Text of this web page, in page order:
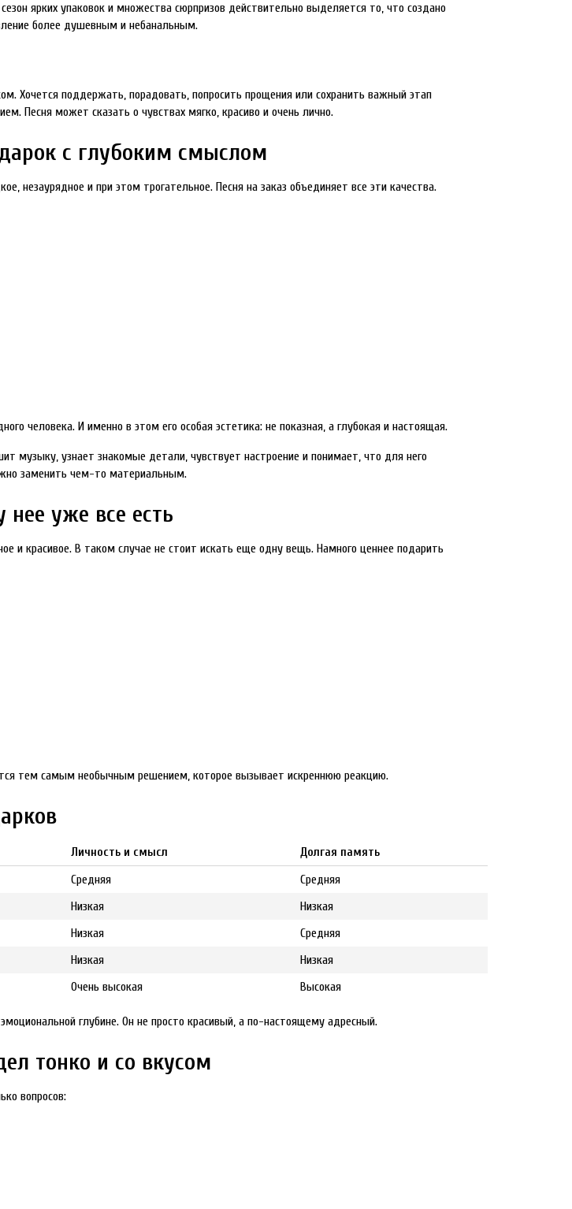
ярких упаковок и множества сюрпризов действительно выделяется то, что создано
более душевным и небанальным.
Хочется поддержать, порадовать, попросить прощения или сохранить важный этап
Песня может сказать о чувствах мягко, красиво и очень лично.
с глубоким смыслом
незаурядное и при этом трогательное. Песня на заказ объединяет все эти качества.
человека. И именно в этом его особая эстетика: не показная, а глубокая и настоящая.
музыку, узнает знакомые детали, чувствует настроение и понимает, что для него
заменить чем-то материальным.
нее уже все есть
и красивое. В таком случае не стоит искать еще одну вещь. Намного ценнее подарить
тем самым необычным решением, которое вызывает искреннюю реакцию.
Личность и смысл
Долгая память
Средняя
Средняя
Низкая
Низкая
Низкая
Средняя
Низкая
Низкая
Очень высокая Высокая
глубине. Он не просто красивый, а по-настоящему адресный.
тонко и со вкусом
вопросов: